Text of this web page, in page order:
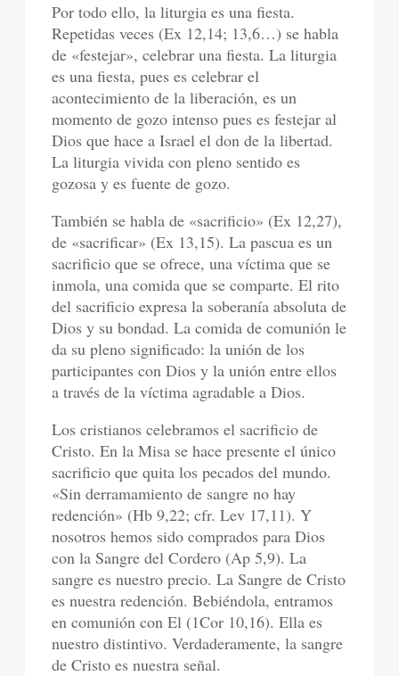
Por todo ello, la liturgia es una fiesta.
Repetidas veces (Ex 12,14; 13,6…) se habla
de «festejar», celebrar una fiesta. La liturgia
es una fiesta, pues es celebrar el
acontecimiento de la liberación, es un
momento de gozo intenso pues es festejar al
Dios que hace a Israel el don de la libertad.
La liturgia vivida con pleno sentido es
gozosa y es fuente de gozo.
También se habla de «sacrificio» (Ex 12,27),
de «sacrificar» (Ex 13,15). La pascua es un
sacrificio que se ofrece, una víctima que se
inmola, una comida que se comparte. El rito
del sacrificio expresa la soberanía absoluta de
Dios y su bondad. La comida de comunión le
da su pleno significado: la unión de los
participantes con Dios y la unión entre ellos
a través de la víctima agradable a Dios.
Los cristianos celebramos el sacrificio de
Cristo. En la Misa se hace presente el único
sacrificio que quita los pecados del mundo.
«Sin derramamiento de sangre no hay
redención» (Hb 9,22; cfr. Lev 17,11). Y
nosotros hemos sido comprados para Dios
con la Sangre del Cordero (Ap 5,9). La
sangre es nuestro precio. La Sangre de Cristo
es nuestra redención. Bebiéndola, entramos
en comunión con El (1Cor 10,16). Ella es
nuestro distintivo. Verdaderamente, la sangre
de Cristo es nuestra señal.